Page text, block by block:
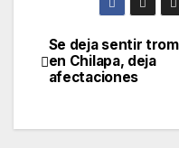
de
entradas
Se deja sentir
en Chilapa, deja
afectaciones